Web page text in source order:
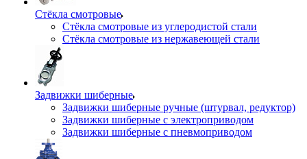
Стёкла смотровые
Стёкла смотровые из углеродистой стали
Стёкла смотровые из нержавеющей стали
Задвижки шиберные
Задвижки шиберные ручные (штурвал, редуктор)
Задвижки шиберные с электроприводом
Задвижки шиберные с пневмоприводом